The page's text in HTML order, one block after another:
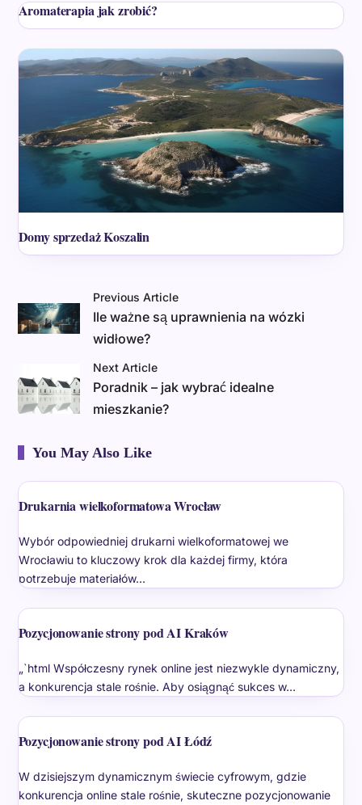
Aromaterapia jak zrobić?
Domy sprzedaż Koszalin
Previous Article
Ile ważne są uprawnienia na wózki
widłowe?
Next Article
Poradnik – jak wybrać idealne
mieszkanie?
You May Also Like
Drukarnia wielkoformatowa Wrocław
Wybór odpowiedniej drukarni wielkoformatowej we
Wrocławiu to kluczowy krok dla każdej firmy, która
potrzebuje materiałów…
Pozycjonowanie strony pod AI Kraków
„`html Współczesny rynek online jest niezwykle dynamiczny,
a konkurencja stale rośnie. Aby osiągnąć sukces w…
Pozycjonowanie strony pod AI Łódź
W dzisiejszym dynamicznym świecie cyfrowym, gdzie
konkurencja online stale rośnie, skuteczne pozycjonowanie